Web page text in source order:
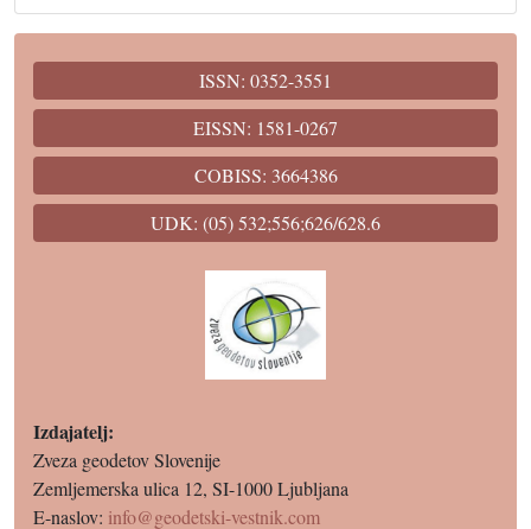
ISSN: 0352-3551
EISSN: 1581-0267
COBISS: 3664386
UDK: (05) 532;556;626/628.6
Izdajatelj:
Zveza geodetov Slovenije
Zemljemerska ulica 12, SI-1000 Ljubljana
E-naslov: info@geodetski-vestnik.com